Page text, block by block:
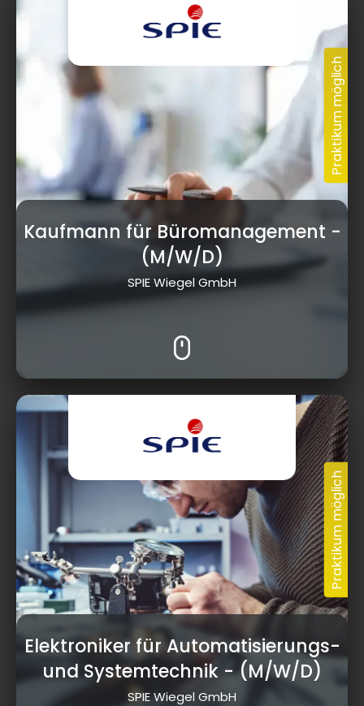
Kaufmann für Büromanagement -
(M/W/D)
SPIE Wiegel GmbH
Elektroniker für Automatisierungs-
und Systemtechnik - (M/W/D)
SPIE Wiegel GmbH